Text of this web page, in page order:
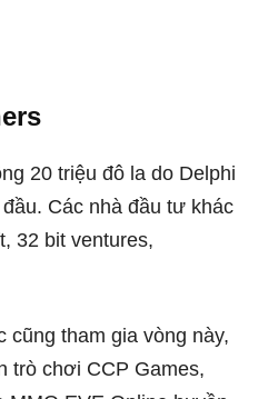
20 triệu đô la do Delphi
Các nhà đầu tư khác
32 bit ventures,
cũng tham gia vòng này,
trò chơi CCP Games,